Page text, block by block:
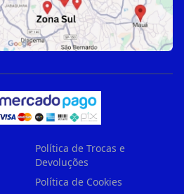
Política de Trocas e
Devoluções
Política de Cookies